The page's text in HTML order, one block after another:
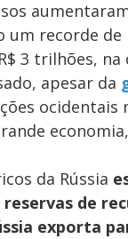
um recorde de
3 trilhões, na
apesar da
ocidentais
da Rússia
de
exporta